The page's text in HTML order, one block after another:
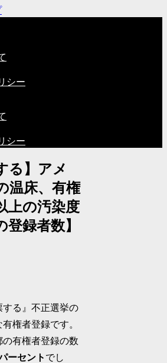
シー
シー
る】アメ
温床、有権
上の汚染度
登録者数】
する』不正選挙の
権者登録です。
有権者登録の数
ーセント でし